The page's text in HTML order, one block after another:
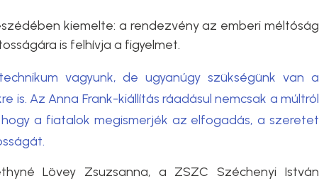
kiemelte: a rendezvény az emberi méltóság
is felhívja a figyelmet.
vagyunk, de ugyanúgy szükségünk van a
is. Az Anna Frank-kiállítás ráadásul nemcsak a múltról
hogy a fiatalok megismerjék az elfogadás, a szeretet
Lövey Zsuzsanna, a ZSZC Széchenyi István